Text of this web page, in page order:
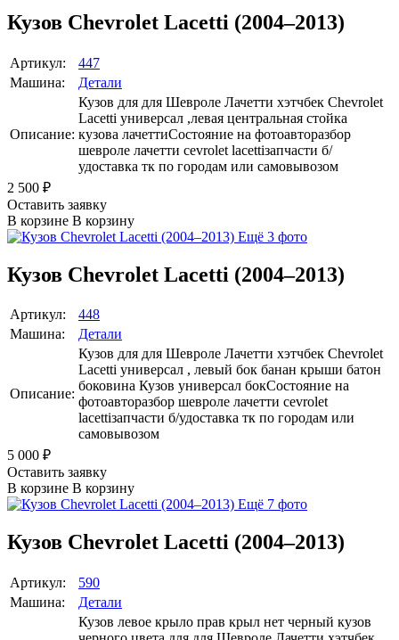
Кузов Chevrolet Lacetti (2004–2013)
Артикул:
447
Машина:
Детали
Описание:
Кузов для для Шевроле Лачетти хэтчбек Chevrolet
Lacetti универсал ,левая центральная стойка
кузова лачеттиСостояние на фотоавторазбор
шевроле лачетти cevrolet lacettiзапчасти б/
удоставка тк по городам или самовывозом
2 500 ₽
Оставить заявку
В корзине В корзину
Ещё 3 фото
Кузов Chevrolet Lacetti (2004–2013)
Артикул:
448
Машина:
Детали
Описание:
Кузов для для Шевроле Лачетти хэтчбек Chevrolet
Lacetti универсал , левый бок банан крыши батон
боковина Кузов универсал бокСостояние на
фотоавторазбор шевроле лачетти cevrolet
lacettiзапчасти б/удоставка тк по городам или
самовывозом
5 000 ₽
Оставить заявку
В корзине В корзину
Ещё 7 фото
Кузов Chevrolet Lacetti (2004–2013)
Артикул:
590
Машина:
Детали
Кузов левое крыло прав крыл нет черный кузов